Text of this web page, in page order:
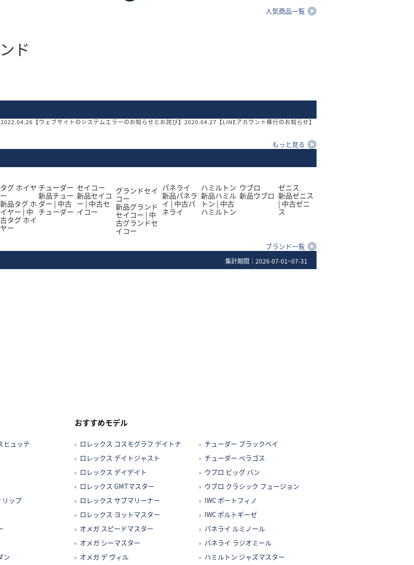
人気商品一覧
ド
2022.04.26 【ウェブサイトのシステムエラーのお知らせとお詫び】 2020.04.27 【LINEアカウント移行のお知らせ】
もっと見る
タグ ホイヤ
ー
新品タグ ホ
イヤー | 中
古タグ ホイ
ヤー
チューダー
新品チュー
ダー | 中古
チューダー
セイコー
新品セイコ
ー | 中古セ
イコー
グランドセイ
コー
新品グランド
セイコー | 中
古グランドセ
イコー
パネライ
新品パネラ
イ | 中古パ
ネライ
ハミルトン
新品ハミル
トン | 中古
ハミルトン
ウブロ
新品ウブロ
ゼニス
新品ゼニス
| 中古ゼニ
ス
ブランド一覧
集計期間： 2026-07-01~07-31
ヒュッテ
リップ
ン
おすすめモデル
ロレックス コスモグラフ デイトナ
ロレックス デイトジャスト
ロレックス デイデイト
ロレックス GMTマスター
ロレックス サブマリーナー
ロレックス ヨットマスター
オメガ スピードマスター
オメガ シーマスター
オメガ デ ヴィル
チューダー ブラックベイ
チューダー ペラゴス
ウブロ ビッグ バン
ウブロ クラシック フュージョン
IWC ポートフィノ
IWC ポルトギーゼ
パネライ ルミノール
パネライ ラジオミール
ハミルトン ジャズマスター